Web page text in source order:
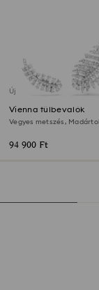
Új
Vienna fülbevalók
Vegyes metszés,
94 900 Ft